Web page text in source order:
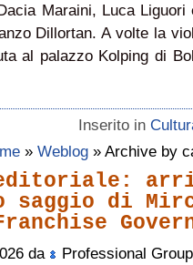
Maraini, Luca
Dillortan. A volte la
al palazzo Kolping di
Inserito in
» Weblog » Archive by
saggio di
da
Professional